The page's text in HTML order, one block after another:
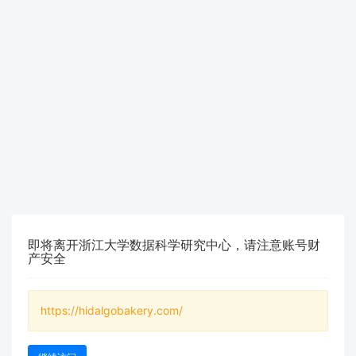
即将离开浙江大学数据科学研究中心，请注意账号财
产安全
https://hidalgobakery.com/